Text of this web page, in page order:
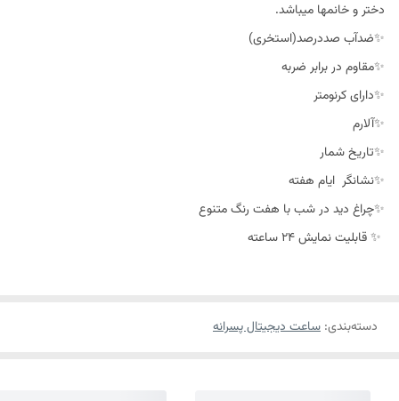
دختر و خانمها میباشد.
✨ضدآب صددرصد(استخری)
✨مقاوم در برابر ضربه
✨دارای کرنومتر
✨آلارم
✨تاریخ شمار
✨نشانگر ایام هفته
✨چراغ دید در شب با هفت رنگ متنوع
✨ قابلیت نمایش 24 ساعته
دسته‌بندی: ساعت دیجیتال پسرانه